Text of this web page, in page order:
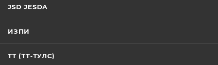
JSD JESDA
ИЗПИ
ТТ (ТТ-ТУЛС)